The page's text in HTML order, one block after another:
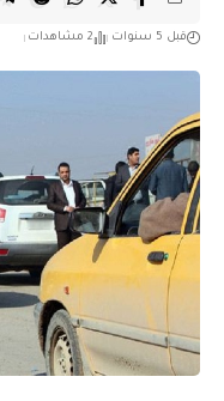
قبل 5 سنوات 2 مشاهدات